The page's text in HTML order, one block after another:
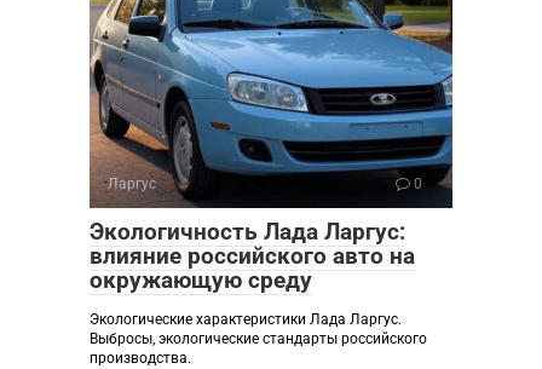
Ларгус 0
Экологичность Лада Ларгус:
влияние российского авто на
окружающую среду
Экологические характеристики Лада Ларгус.
Выбросы, экологические стандарты российского
производства.